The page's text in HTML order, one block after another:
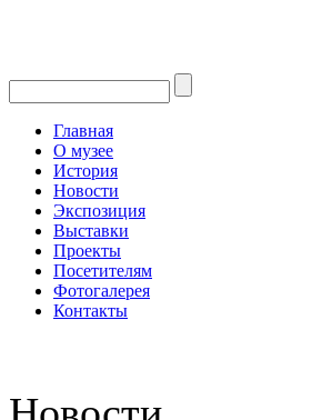
Главная
О музее
История
Новости
Экспозиция
Выставки
Проекты
Посетителям
Фотогалерея
Контакты